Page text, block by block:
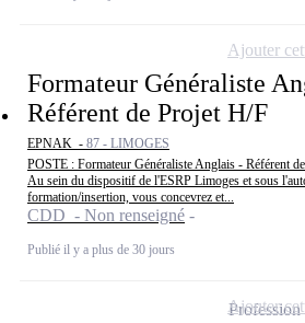
Formateur Généraliste
Référent de Projet H/F
EPNAK - 87 - LIMOGES
POSTE : Formateur Généraliste Anglais - Référent
Au sein du dispositif de l'ESRP Limoges et sous
formation/insertion, vous concevrez et...
CDD - Non renseigné
Publié il y a plus de 30 jours
Ajouter
Ajouter